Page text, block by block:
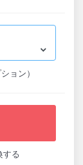
ョン）
る